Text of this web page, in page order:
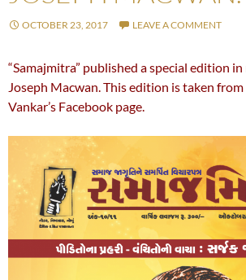
OCTOBER 23, 2017 LEAVE A COMMENT
“Samajmitra” published a special edition
Joseph Macwan. This edition is taken
Vankar’s Facebook page.